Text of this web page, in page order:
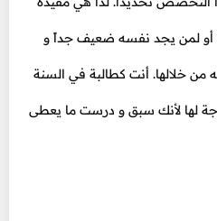
أو لمن يجد نفسه ضعيف جداً و
من خلالها. أنت كطالبة في السنة
لها لأنك سبق و درست ما يعطى